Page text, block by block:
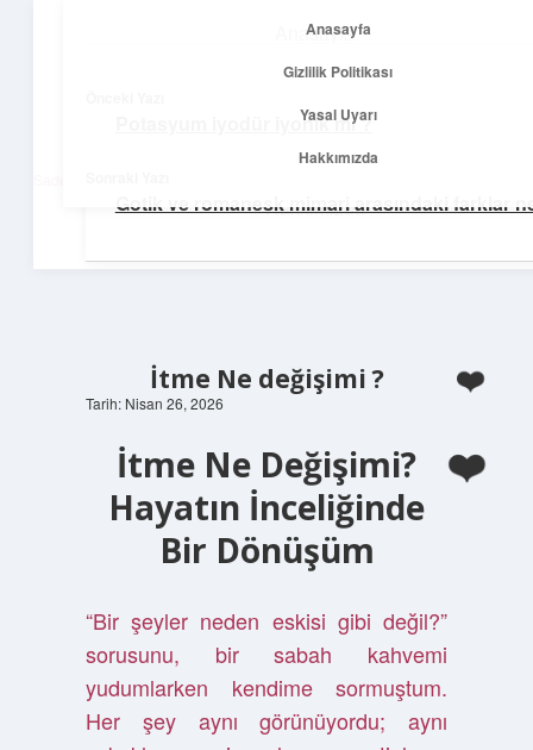
Anasayfa
Yasal Uyarı
Hakkımızda
Net Fikirler Dünyası
İtme Ne değişimi ?
Tarih: Nisan 26, 2026
İtme Ne Değişimi?
Hayatın İnceliğinde
Bir Dönüşüm
“Bir şeyler neden eskisi gibi değil?”
sorusunu, bir sabah kahvemi
yudumlarken kendime sormuştum.
Her şey aynı görünüyordu; aynı
Potasyum iyodür iyonik mi ?
Gotik ve romanesk mimari arasındaki farklar
Anasayfa
Gizlilik Politikası
Yasal Uyarı
Hakkımızda